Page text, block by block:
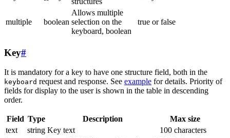
multiple boolean
Allows multiple
selection on the
keyboard, boolean
true or false
Key#
It is mandatory for a key to have one structure field, both in the
keyboard request and response. See example for details. Priority of
fields for display to the user is shown in the table in descending
order.
Field Type Description
Max size
text
string Key text
100 characters